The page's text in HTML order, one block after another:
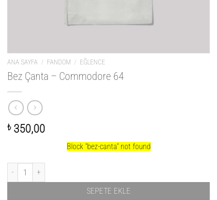
ANA SAYFA / FANDOM / EĞLENCE
Bez Çanta – Commodore 64
₺ 350,00
Block "bez-canta"not found
Bez Çanta - Commodore 64 adet
SEPETE EKLE